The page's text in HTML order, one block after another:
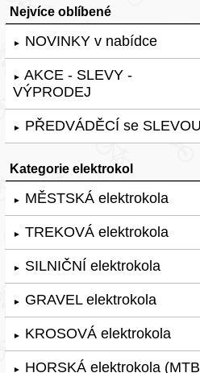
Nejvíce oblíbené
► NOVINKY v nabídce
► AKCE - SLEVY -
VÝPRODEJ
► PŘEDVÁDĚCÍ se SLEVOU
Kategorie elektrokol
► MĚSTSKÁ elektrokola
► TREKOVÁ elektrokola
► SILNIČNÍ elektrokola
► GRAVEL elektrokola
► KROSOVÁ elektrokola
► HORSKÁ elektrokola